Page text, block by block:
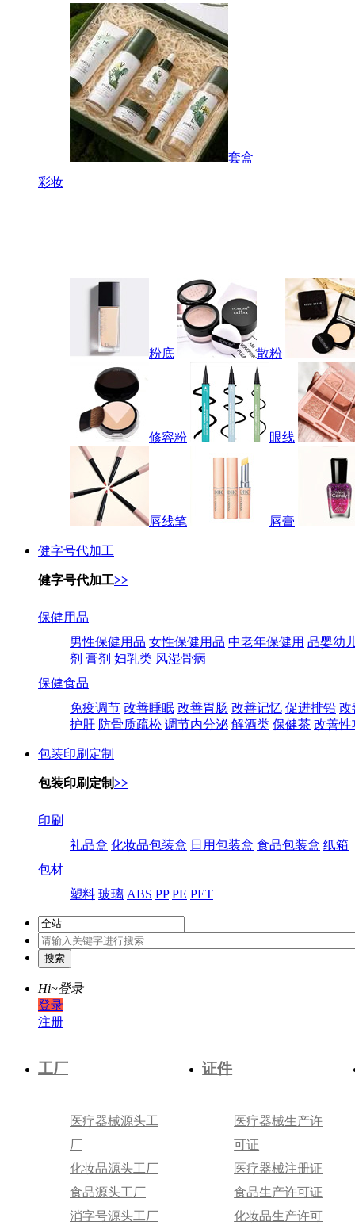
套盒
彩妆
粉底 散粉
修容粉 眼线
唇线笔 唇膏
健字号代加工
健字号代加工>>
保健用品
男性保健用品 女性保健用品 中老年保健用 品婴幼
剂 膏剂 妇乳类 风湿骨病
保健食品
免疫调节 改善睡眠 改善胃肠 改善记忆 促进排铅 改
护肝 防骨质疏松 调节内分泌 解酒类 保健茶 改善性
包装印刷定制
包装印刷定制>>
印刷
礼品盒 化妆品包装盒 日用包装盒 食品包装盒 纸箱
包材
塑料 玻璃 ABS PP PE PET
Hi~登录
登录
注册
工厂
医疗器械源头工
厂
化妆品源头工厂
食品源头工厂
消字号源头工厂
证件
医疗器械生产许
可证
医疗器械注册证
食品生产许可证
化妆品生产许可